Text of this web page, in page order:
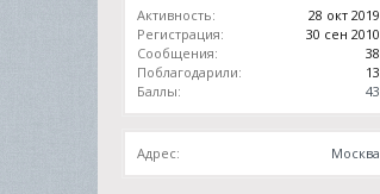
Активность:
28 окт 2019
Регистрация:
30 сен 2010
Сообщения:
38
Поблагодарили:
13
Баллы:
43
Адрес: Москва